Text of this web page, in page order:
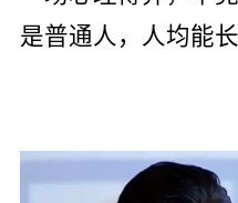
是普通人，人均能